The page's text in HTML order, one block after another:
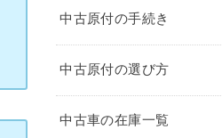
中古原付の手続き
中古原付の選び方
中古車の在庫一覧